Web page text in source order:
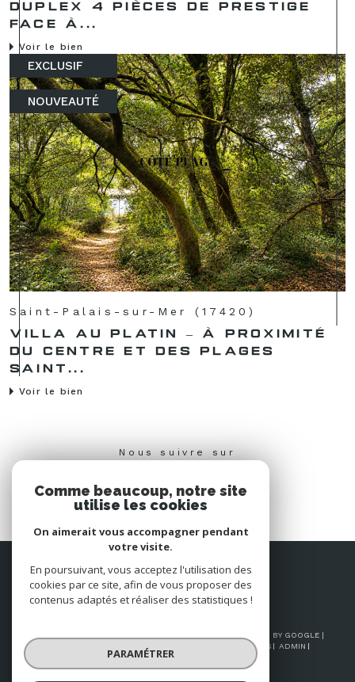
DUPLEX 4 PIÈCES DE PRESTIGE
FACE À...
Voir le bien
EXCLUSIF
NOUVEAUTÉ
Saint-Palais-sur-Mer (17420)
VILLA AU PLATIN – À PROXIMITÉ
DU CENTRE ET DES PLAGES
SAINT...
Voir le bien
Nous suivre sur
PROPRIÉTAIRE
Se connecter
© 2026 | TOUS DROITS RÉSERVÉS | TRADUCTION POWERED BY GOOGLE |
MENTIONS LÉGALES
ADMIN
NOS LIENS
POLITIQUE RGPD COOKIES
Comme beaucoup, notre site
utilise les cookies
On aimerait vous accompagner pendant
votre visite.
En poursuivant, vous acceptez l'utilisation des
cookies par ce site, afin de vous proposer des
contenus adaptés et réaliser des statistiques !
PARAMÉTRER